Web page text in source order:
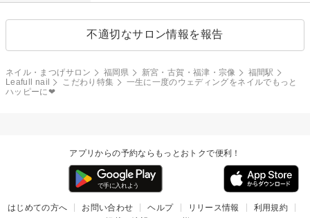
不適切なサロン情報を報告
ネイル・まつげサロン 福岡県 新宮・古賀・福津・宗像
福間駅
Leafull nail
こだわり特集
一生に一度のウェディングをネイルでもっと
ハッピーに❤
アプリからの予約ならもっとおトクで便利！
はじめての方へ お問い合わせ ヘルプ リリース情報
利用規約